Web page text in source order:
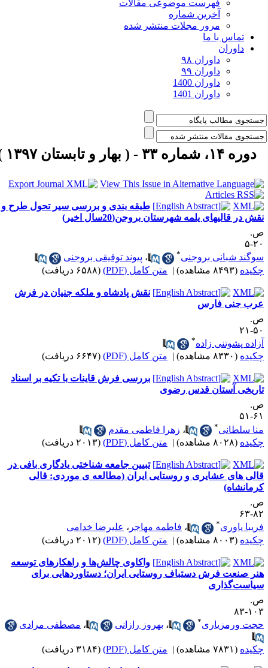
فهرست موضوعی مقالات
آخرین شماره
مرور مجلات منتشر شده
تماس با ما
داوران
داوران ۹۸
داوران ۹۹
داوران 1400
داوران 1401
دوره ۱۴، شماره ۳۳ - ( بهار و تابستان ۱۳۹۷ )
طبقه بندی و بررسی سیر تحول طرح و
در قالیهای یلمه شهرستان بروجن(20سال اخیر)
۵
شبانی بروجنی
،پیوند توفیقی بروجنی
(۸۴۹۳ مشاهده) | متن کامل (PDF) (۶۵۸۸ دریافت)
نقش پادشاه و ملکه جنیان در فرش
جنی فارس
۲۱
پشوتنی زاده
(۸۳۳۰ مشاهده) | متن کامل (PDF) (۶۶۴۷ دریافت)
بررسی فرش قاینات با تکیه بر اسناد
آستان قدس رضوی
۵۱
سلطانی
،زهرا فاطمی مقدم
(۸۰۲۸ مشاهده) | متن کامل (PDF) (۲۰۱۳ دریافت)
تبیین جامعه شناختی یادگاری بافی در
های عشایری و روستایی ایران (مطالعه ی موردی: قالی
۶۳
یاوری
،فاطمه مهاجر، علیرضا خدامی
(۸۰۰۳ مشاهده) | متن کامل (PDF) (۲۰۱۲ دریافت)
واکاوی چالش‌ها و راهکارهای توسعه
صنعت فرش دستباف روستایی ایران؛ دستاوردهایی برای
۸۳
ورمزیاری
،بهروز رازانی ،مصطفی مرادی
(۷۸۳۱ مشاهده) | متن کامل (PDF) (۳۱۸۴ دریافت)